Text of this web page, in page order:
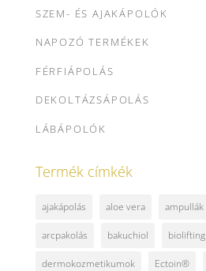
SZEM- ÉS AJAKÁPOLÓK
NAPOZÓ TERMÉKEK
FÉRFIÁPOLÁS
DEKOLTÁZSÁPOLÁS
LÁBÁPOLÓK
Termék címkék
ajakápolás aloe vera ampullák
arcpakolás bakuchiol biolifting
dermokozmetikumok Ectoin®